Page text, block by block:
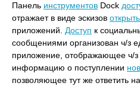
Панель инструментов Dock
отражает в виде эскизов
приложений. Доступ к
сообщениями организован ч/з
приложение, отображающее ч/з
информацию о поступлении
позволяющее тут же ответить